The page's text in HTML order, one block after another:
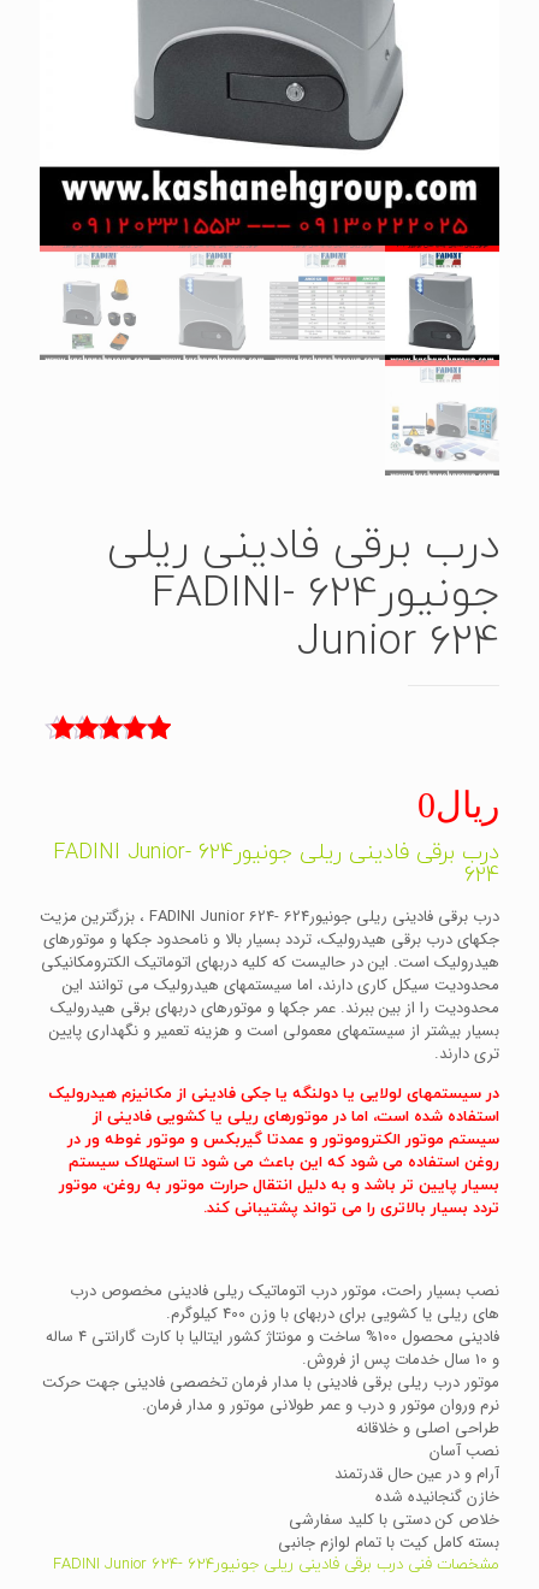
درب برقی فادینی ریلی
جونیور624 -FADINI
Junior 624
ریال0
درب برقی فادینی ریلی جونیور624 -FADINI Junior
624
درب برقی فادینی ریلی جونیور624 -FADINI Junior 624 ، بزرگترین مزیت
جکهای درب برقی هیدرولیک، تردد بسیار بالا و نامحدود جکها و موتورهای
هیدرولیک است. این در حالیست که کلیه دربهای اتوماتیک الکترومکانیکی
محدودیت سیکل کاری دارند، اما سیستمهای هیدرولیک می توانند این
محدودیت را از بین ببرند. عمر جکها و موتورهای دربهای برقی هیدرولیک
بسیار بیشتر از سیستمهای معمولی است و هزینه تعمیر و نگهداری پایین
تری دارند.
در سیستمهای لولایی یا دولنگه یا جکی فادینی از مکانیزم هیدرولیک
استفاده شده است، اما در موتورهای ریلی یا کشویی فادینی از
سیستم موتور الکتروموتور و عمدتا گیربکس و موتور غوطه ور در
روغن استفاده می شود که این باعث می شود تا استهلاک سیستم
بسیار پایین تر باشد و به دلیل انتقال حرارت موتور به روغن، موتور
تردد بسیار بالاتری را می تواند پشتیبانی کند.
نصب بسیار راحت، موتور درب اتوماتیک ریلی فادینی مخصوص درب
های ریلی یا کشویی برای دربهای با وزن 400 کیلوگرم.
فادینی محصول 100% ساخت و مونتاژ کشور ایتالیا با کارت گارانتی 4 ساله
و 10 سال خدمات پس از فروش.
موتور درب ریلی برقی فادینی با مدار فرمان تخصصی فادینی جهت حرکت
نرم وروان موتور و درب و عمر طولانی موتور و مدار فرمان.
طراحی اصلی و خلاقانه
نصب آسان
آرام و در عین حال قدرتمند
خازن گنجانیده شده
خلاص کن دستی با کلید سفارشی
بسته کامل کیت با تمام لوازم جانبی
مشخصات فنی درب برقی فادینی ریلی جونیور624 -FADINI Junior 624